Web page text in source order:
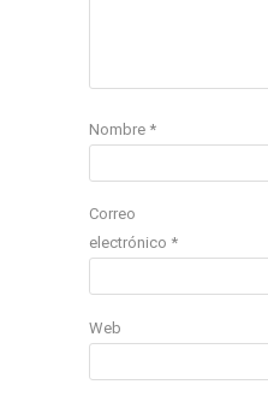
Nombre *
Correo
electrónico *
Web